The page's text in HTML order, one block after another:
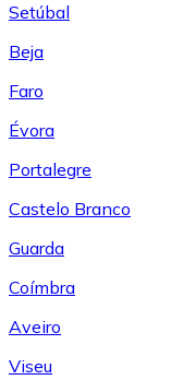
Setúbal
Beja
Faro
Évora
Portalegre
Castelo Branco
Guarda
Coímbra
Aveiro
Viseu